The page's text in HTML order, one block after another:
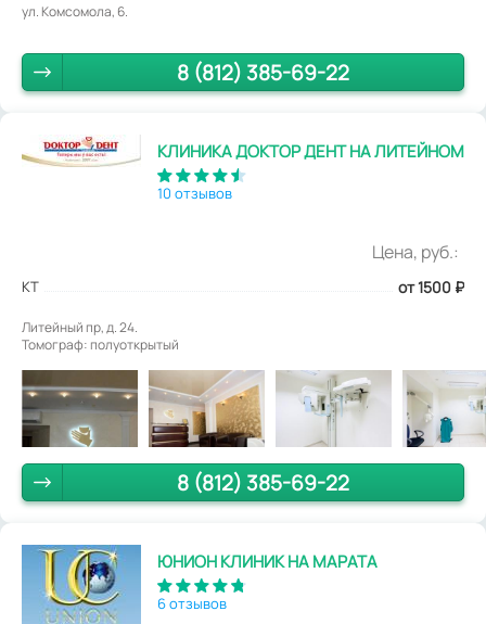
ул. Комсомола, 6.
8 (812) 385-69-22
КЛИНИКА ДОКТОР ДЕНТ НА ЛИТЕЙНОМ
10 отзывов
Цена, руб.:
КТ от 1500 ₽
Литейный пр, д. 24.
Томограф: полуоткрытый
8 (812) 385-69-22
ЮНИОН КЛИНИК НА МАРАТА
6 отзывов